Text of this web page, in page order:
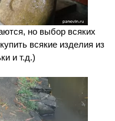
но выбор всяких
всякие изделия из
и т.д.)